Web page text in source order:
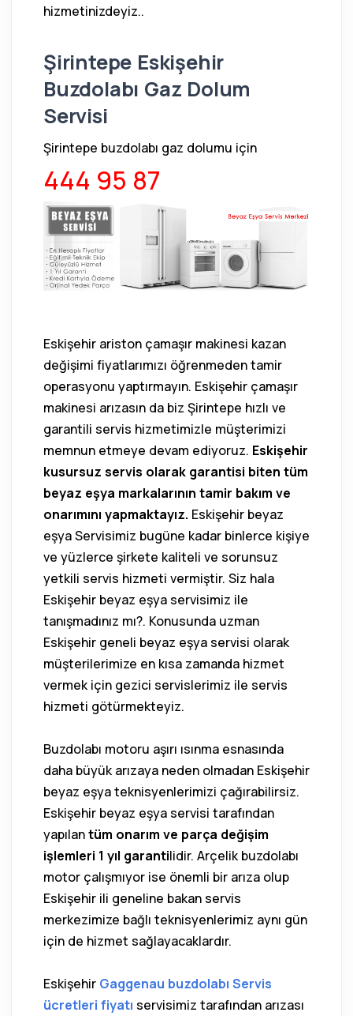
hizmetinizdeyiz..
Şirintepe Eskişehir
Buzdolabı Gaz Dolum
Servisi
Şirintepe buzdolabı gaz dolumu için
444 95 87
Eskişehir ariston çamaşır makinesi kazan
değişimi fiyatlarımızı öğrenmeden tamir
operasyonu yaptırmayın. Eskişehir çamaşır
makinesi arızasın da biz Şirintepe hızlı ve
garantili servis hizmetimizle müşterimizi
memnun etmeye devam ediyoruz. Eskişehir
kusursuz servis olarak garantisi biten tüm
beyaz eşya markalarının tamir bakım ve
onarımını yapmaktayız. Eskişehir beyaz
eşya Servisimiz bugüne kadar binlerce kişiye
ve yüzlerce şirkete kaliteli ve sorunsuz
yetkili servis hizmeti vermiştir. Siz hala
Eskişehir beyaz eşya servisimiz ile
tanışmadınız mı?. Konusunda uzman
Eskişehir geneli beyaz eşya servisi olarak
müşterilerimize en kısa zamanda hizmet
vermek için gezici servislerimiz ile servis
hizmeti götürmekteyiz.
Buzdolabı motoru aşırı ısınma esnasında
daha büyük arızaya neden olmadan Eskişehir
beyaz eşya teknisyenlerimizi çağırabilirsiz.
Eskişehir beyaz eşya servisi tarafından
yapılantüm onarım ve parça değişim
işlemleri 1 yıl garantilidir. Arçelik buzdolabı
motor çalışmıyor ise önemli bir arıza olup
Eskişehir ili geneline bakan servis
merkezimize bağlı teknisyenlerimiz aynı gün
için de hizmet sağlayacaklardır.
Eskişehir Gaggenau buzdolabı Servis
ücretleri fiyatı servisimiz tarafından arızası